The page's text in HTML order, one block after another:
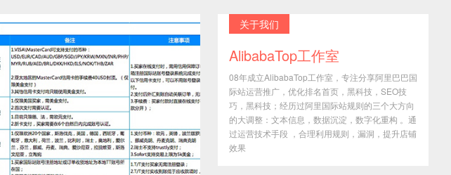
关于我们
AlibabaTop工作室
08年成立AlibabaTop工作室，专注分享阿里巴巴国
际站运营推广，优化排名首页，黑科技，SEO技
巧，黑科技；经历过阿里国际站规则的三个大方向
的大调整：文本信息，数据沉淀，数字化重构 。通
过运营技术手段 ，合理利用规则，漏洞，提升店铺
效果